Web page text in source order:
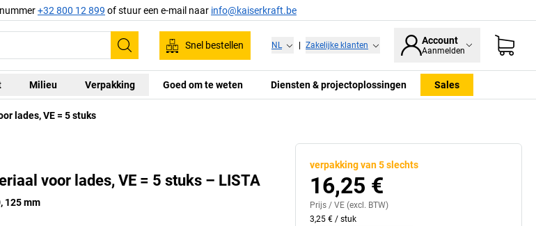
+32 800 12 899 of stuur een e-mail naar info@kaiserkraft.be
Zoeken
Snel bestellen NL Zakelijke klanten Account
Aanmelden
Milieu Verpakking Goed om te weten Diensten & projectoplossingen Sales
lades, VE = 5 stuks
voor lades, VE = 5 stuks – LISTA
125 mm
verpakking van 5 slechts
16,25 €
Prijs / VE (excl. BTW)
3,25 € / stuk